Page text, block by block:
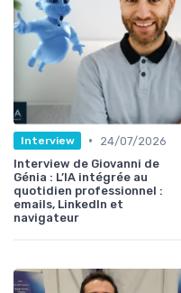
Interview •
24/07/2026
Interview de Giovanni de
Génia : L’IA intégrée au
quotidien professionnel :
emails, LinkedIn et
navigateur